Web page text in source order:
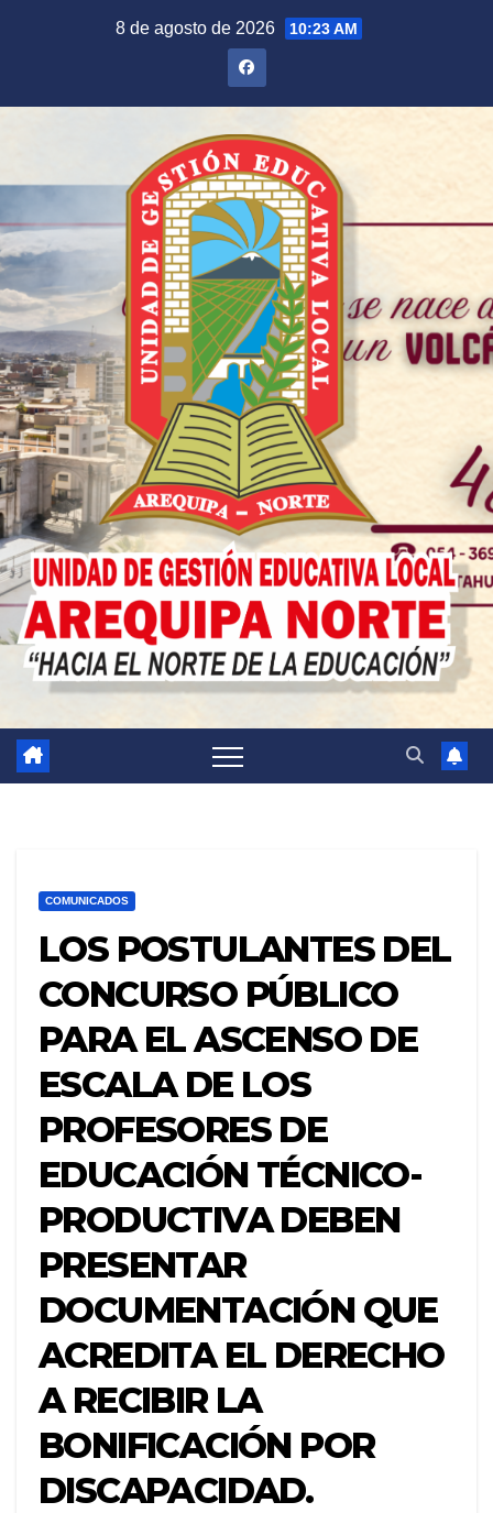
8 de agosto de 2026 10:23 AM
COMUNICADOS
LOS POSTULANTES DEL
CONCURSO PÚBLICO
PARA EL ASCENSO DE
ESCALA DE LOS
PROFESORES DE
EDUCACIÓN TÉCNICO-
PRODUCTIVA DEBEN
PRESENTAR
DOCUMENTACIÓN QUE
ACREDITA EL DERECHO
A RECIBIR LA
BONIFICACIÓN POR
DISCAPACIDAD.